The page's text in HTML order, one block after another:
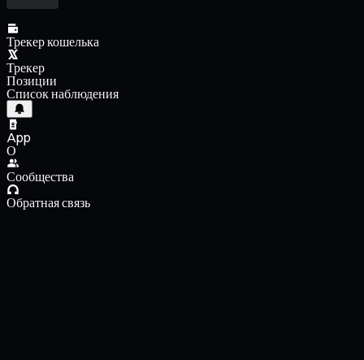
Трекер кошелька
Трекер
Позиции
Список наблюдения
App
О
Сообщества
Обратная связь